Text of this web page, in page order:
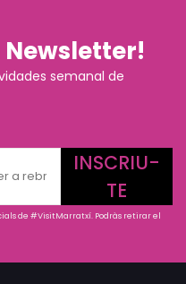
Newsletter!
semanal de
INSCRIU-
TE
de #VisitMarratxí. Podràs retirar el